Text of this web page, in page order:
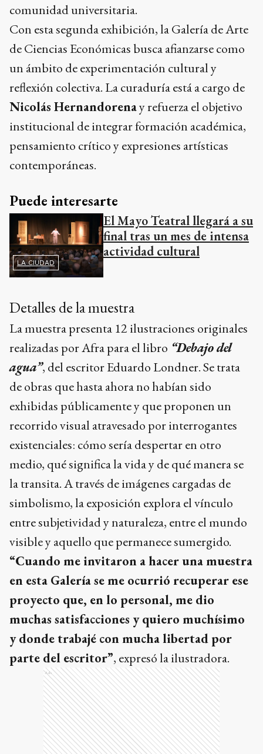
comunidad universitaria.
Con esta segunda exhibición, la Galería de Arte
de Ciencias Económicas busca afianzarse como
un ámbito de experimentación cultural y
reflexión colectiva. La curaduría está a cargo de
Nicolás Hernandorenay refuerza el objetivo
institucional de integrar formación académica,
pensamiento crítico y expresiones artísticas
contemporáneas.
Puede interesarte
LA CIUDAD
El Mayo Teatral llegará a su
final tras un mes de intensa
actividad cultural
Detalles de la muestra
La muestra presenta 12 ilustraciones originales
realizadas por Afra para el libro “Debajo del
agua”, del escritor Eduardo Londner. Se trata
de obras que hasta ahora no habían sido
exhibidas públicamente y que proponen un
recorrido visual atravesado por interrogantes
existenciales: cómo sería despertar en otro
medio, qué significa la vida y de qué manera se
la transita. A través de imágenes cargadas de
simbolismo, la exposición explora el vínculo
entre subjetividad y naturaleza, entre el mundo
visible y aquello que permanece sumergido.
“Cuando me invitaron a hacer una muestra
en esta Galería se me ocurrió recuperar ese
proyecto que, en lo personal, me dio
muchas satisfacciones y quiero muchísimo
y donde trabajé con mucha libertad por
parte del escritor”, expresó la ilustradora.
Ads